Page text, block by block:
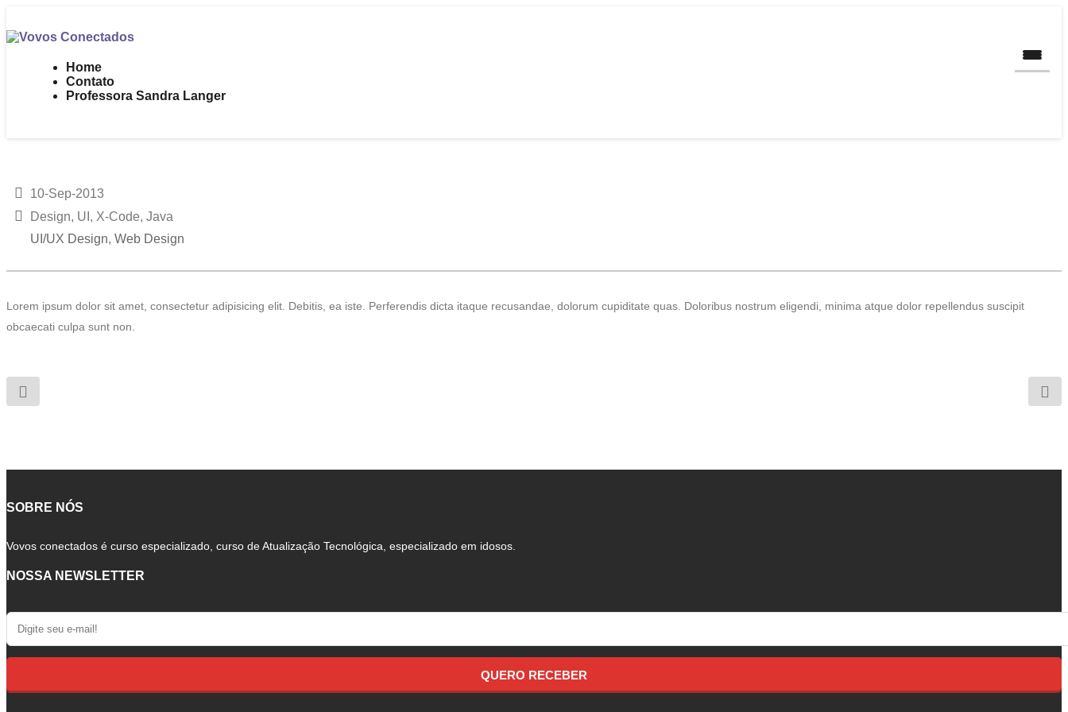
Home
Contato
Professora Sandra Langer
10-Sep-2013
Design, UI, X-Code, Java
UI/UX Design, Web Design
Lorem ipsum dolor sit amet, consectetur adipisicing elit. Debitis, ea iste. Perferendis dicta itaque recusandae, dolorum cupiditate quas. Doloribus nostrum eligendi, minima atque dolor repellendus suscipit
obcaecati culpa sunt non.
SOBRE NÓS
Vovos conectados é curso especializado, curso de Atualização Tecnológica, especializado em idosos.
NOSSA NEWSLETTER